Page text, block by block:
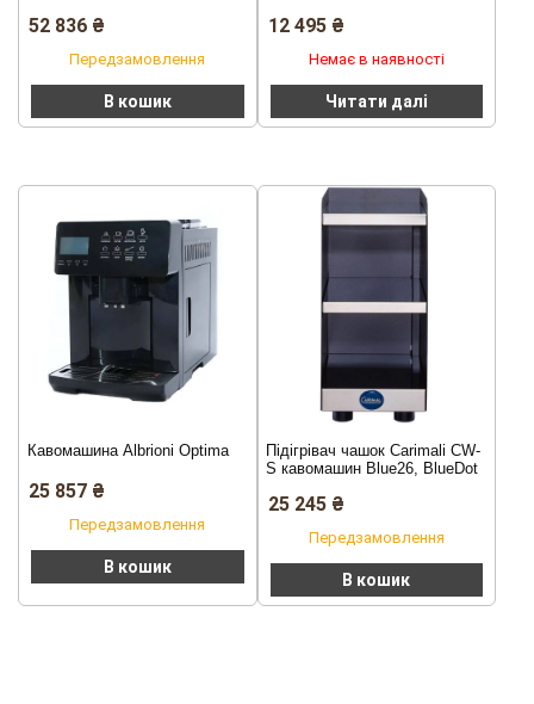
52 836 ₴
Передзамовлення
В кошик
12 495 ₴
Немає в наявності
Читати далі
Кавомашина Albrioni Optima
25 857 ₴
Передзамовлення
В кошик
Підігрівач чашок Carimali CW-
S кавомашин Blue26, BlueDot
25 245 ₴
Передзамовлення
В кошик